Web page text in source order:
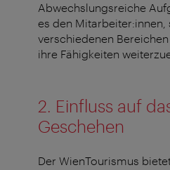
Abwechslungsreiche
es den Mitarbeiter:innen,
verschiedenen
ihre Fähigkeiten
2. Einfluss auf
Geschehen
Der WienTourismus